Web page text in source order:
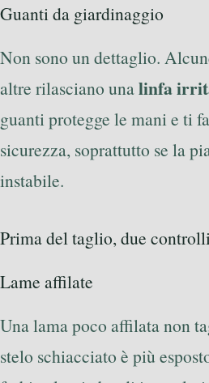
Guanti da giardinaggio
Non sono un dettaglio.
altre rilasciano unalinfa
guanti protegge le mani e ti
sicurezza, soprattutto se la
instabile.
Prima del taglio, due
Lame affilate
Una lama poco affilata non
stelo schiacciato è più